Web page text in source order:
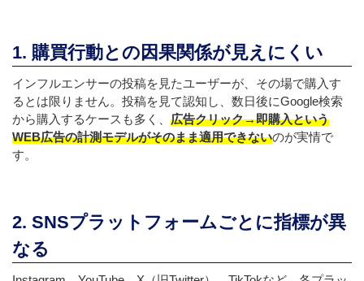
1. 購買行動との因果関係が見えにくい
インフルエンサーの投稿を見たユーザーが、その場で購入す
るとは限りません。投稿を見て認知し、数日後にGoogle検索
から購入するケースも多く、 広告クリック→即購入という
WEB広告の計測モデルがそのまま適用できないのが実情で
す。
2. SNSプラットフォームごとに指標が異
なる